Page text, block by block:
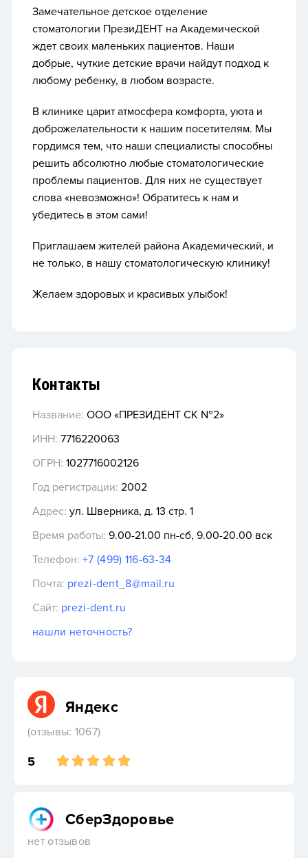
Замечательное детское отделение
стоматологии ПрезиДЕНТ на Академической
ждет своих маленьких пациентов. Наши
добрые, чуткие детские врачи найдут подход к
любому ребенку, в любом возрасте.
В клинике царит атмосфера комфорта, уюта и
доброжелательности к нашим посетителям. Мы
гордимся тем, что наши специалисты способны
решить абсолютно любые стоматологические
проблемы пациентов. Для них не существует
слова «невозможно»! Обратитесь к нам и
убедитесь в этом сами!
Приглашаем жителей района Академический, и
не только, в нашу стоматологическую клинику!
Желаем здоровых и красивых улыбок!
Контакты
Название: ООО «ПРЕЗИДЕНТ СК №2»
ИНН: 7716220063
ОГРН: 1027716002126
Год регистрации: 2002
Адрес: ул. Шверника, д. 13 стр. 1
Время работы: 9.00-21.00 пн-сб, 9.00-20.00 вск
Телефон: +7 (499) 116-63-34
Почта: prezi-dent_8@mail.ru
Сайт: prezi-dent.ru
нашли неточность?
Яндекс
(отзывы: 1067)
5
СберЗдоровье
нет отзывов